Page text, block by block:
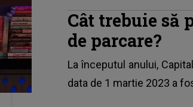
Cât trebuie să
de parcare?
La începutul anului,
data de 1 martie 2023 a